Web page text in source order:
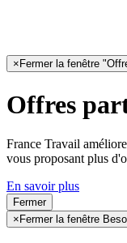
× Fermer la fenêtre
Offres
France Travail
vous proposant plus
En savoir plus
Fermer
× Fermer la fenêtre